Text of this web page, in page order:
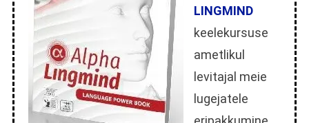
LINGMIND
keelekursuse
ametlikul
levitajal meie
lugejatele